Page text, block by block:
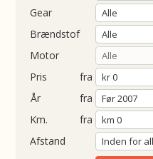
Gear
Brændstof
Motor
Pris
fra
fra
fra
Afstand